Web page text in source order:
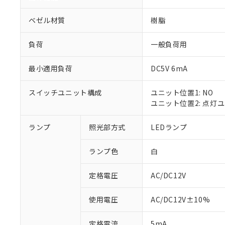
ベゼル材質 樹脂
負荷 一般負荷用
最小適用負荷 DC5V 6mA
スイッチユニット構成
ユニット位置1: NO
ユニット位置2: 点灯
ランプ 照光部方式 LEDランプ
ランプ色 白
定格電圧 AC/DC12V
使用電圧 AC/DC12V±10%
ご利用条件
以下の条件をお読
※1 対応状況
対応予定：EU
対応予定なし：
調査・確認中：
非該当品：ライセ
※1 中国